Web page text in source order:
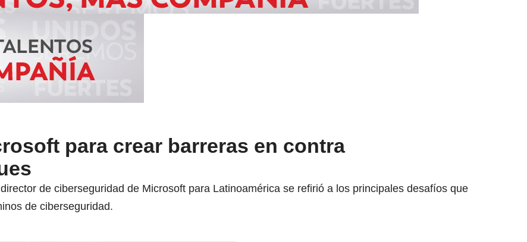
para crear barreras en contra
de ciberseguridad de Microsoft para Latinoamérica se refirió a los principales desafíos que
de ciberseguridad.